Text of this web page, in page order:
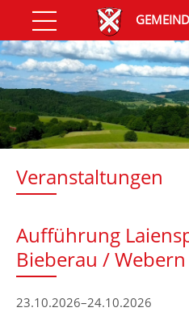
Veranstaltungen
Aufführung
Bieberau / Webern
23.10.2026–24.10.2026